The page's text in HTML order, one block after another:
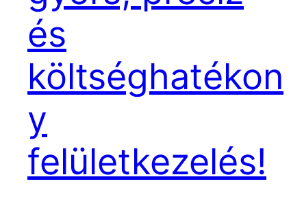
és
költséghatékon
y
felületkezelés!